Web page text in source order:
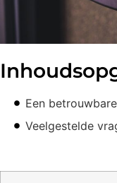
Een
Veelgestelde